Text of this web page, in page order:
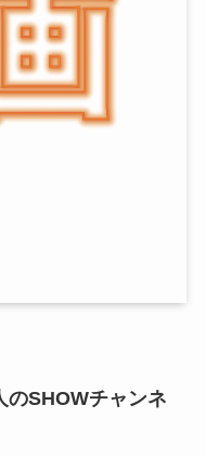
のSHOWチャンネ